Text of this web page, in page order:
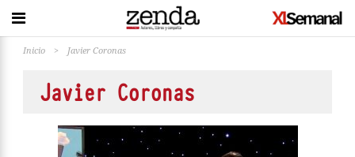
Inicio > Javier Coronas
Javier Coronas